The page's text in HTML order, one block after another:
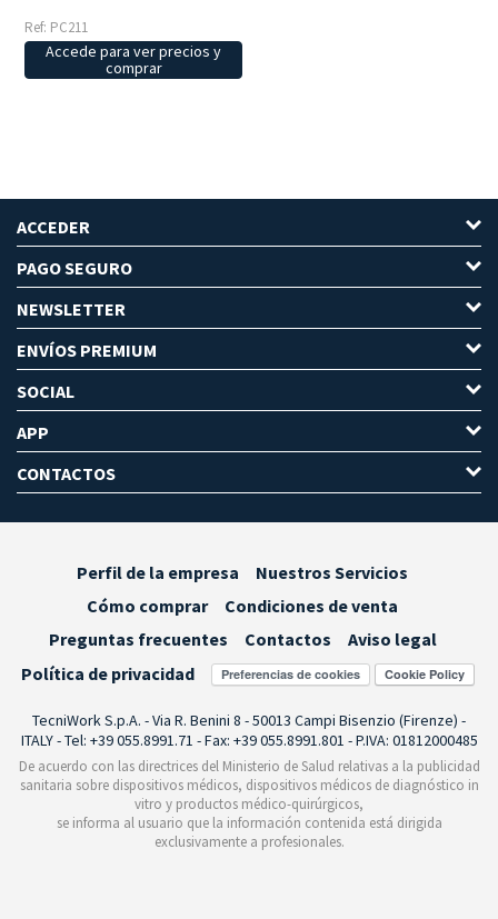
Ref: PC211
Accede para ver precios y
comprar
ACCEDER
PAGO SEGURO
NEWSLETTER
ENVÍOS PREMIUM
SOCIAL
APP
CONTACTOS
Perfil de la empresa
Nuestros Servicios
Cómo comprar
Condiciones de venta
Preguntas frecuentes
Contactos
Aviso legal
Política de privacidad
Preferencias de cookies
TecniWork S.p.A. - Via R. Benini 8 - 50013 Campi Bisenzio (Firenze) -
ITALY - Tel: +39 055.8991.71 - Fax: +39 055.8991.801 - P.IVA: 01812000485
De acuerdo con las directrices del Ministerio de Salud relativas a la publicidad
sanitaria sobre dispositivos médicos, dispositivos médicos de diagnóstico in
vitro y productos médico-quirúrgicos,
se informa al usuario que la información contenida está dirigida
exclusivamente a profesionales.